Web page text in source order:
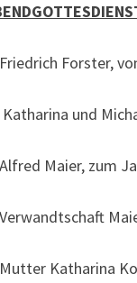
Forster,
und
Maier, zum
Katharina